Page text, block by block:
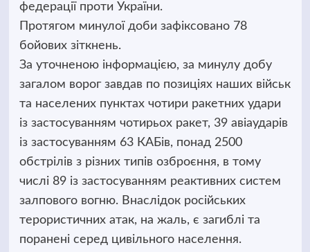
федерації проти України.
Протягом минулої доби зафіксовано 78
бойових зіткнень.
За уточненою інформацією, за минулу добу
загалом ворог завдав по позиціях наших військ
та населених пунктах чотири ракетних удари
із застосуванням чотирьох ракет, 39 авіаударів
із застосуванням 63 КАБів, понад 2500
обстрілів з різних типів озброєння, в тому
числі 89 із застосуванням реактивних систем
залпового вогню. Внаслідок російських
терористичних атак, на жаль, є загиблі та
поранені серед цивільного населення.